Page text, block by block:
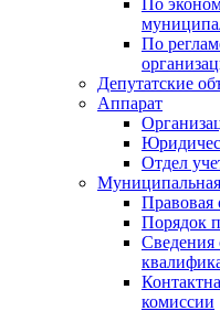
По
По
Депутатские
Аппарат
Отдел
Правовая
Порядок
Сведения
комиссии